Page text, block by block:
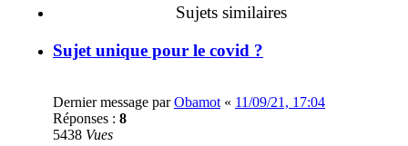
Sujets similaires
Sujet unique pour le covid ?
Dernier message parObamot « 11/09/21, 17:04
Réponses : 8
5438 Vues